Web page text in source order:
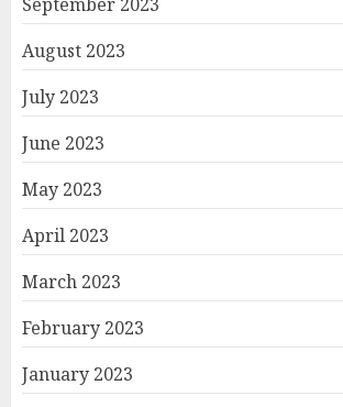
August 2023
July 2023
June 2023
May 2023
April 2023
March 2023
February 2023
January 2023